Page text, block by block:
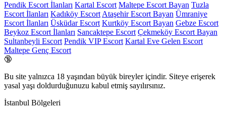
Pendik Escort İlanları Kartal Escort Maltepe Escort Bayan Tuzla
Escort İlanları Kadıköy Escort Ataşehir Escort Bayan Ümraniye
Escort İlanları Üsküdar Escort Kurtköy Escort Bayan Gebze Escort
Beykoz Escort İlanları Sancaktepe Escort Çekmeköy Escort Bayan
Sultanbeyli Escort Pendik VIP Escort Kartal Eve Gelen Escort
Maltepe Genç Escort
🔞
Bu site yalnızca 18 yaşından büyük bireyler içindir. Siteye erişerek
yasal yaşı doldurduğunuzu kabul etmiş sayılırsınız.
İstanbul Bölgeleri